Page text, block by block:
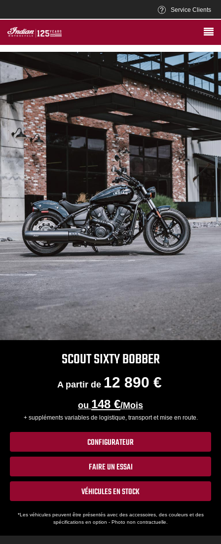
Service Clients
SCOUT SIXTY BOBBER
A partir de 12 890 €
ou 148 €/Mois
+ suppléments variables de logistique, transport et mise en route.
CONFIGURATEUR
FAIRE UN ESSAI
VÉHICULES EN STOCK
*Les véhicules peuvent être présentés avec des accessoires, des couleurs et des
spécifications en option - Photo non contractuelle.